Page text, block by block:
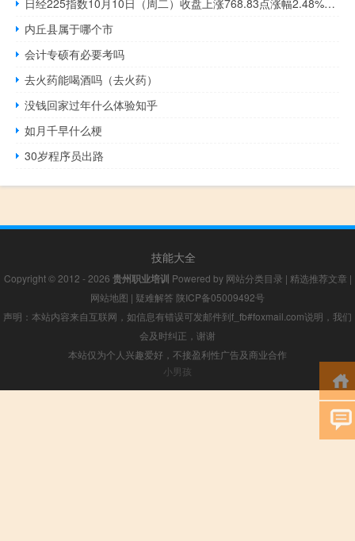
日经225指数10月10日（周二）收盘上涨768.83点涨幅2.48%报31763.50点
内丘县属于哪个市
会计专硕有必要考吗
去火药能喝酒吗（去火药）
没钱回家过年什么体验知乎
如月千早什么梗
30岁程序员出路
技能大全
Copyright © 2012 - 2026 贵州职业培训 Powered by 网站分类目录 | 精选推荐文章 |
网站地图 | 疑难解答 陕ICP备05009492号
声明：本站内容来自互联网，如信息有错误可发邮件到f_fb#foxmail.com说明，我们
会及时纠正，谢谢
本站仅为个人兴趣爱好，不接盈利性广告及商业合作
小男孩